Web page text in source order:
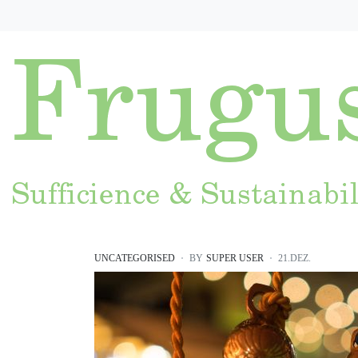
UNCATEGORISED BY SUPER USER 21.DEZ.